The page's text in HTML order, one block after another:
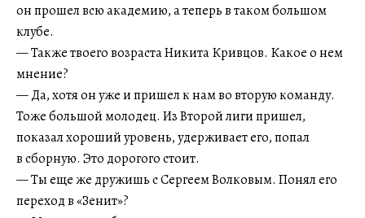
он прошел всю академию, а теперь в таком большом
клубе.
— Также твоего возраста Никита Кривцов. Какое о нем
мнение?
— Да, хотя он уже и пришел к нам во вторую команду.
Тоже большой молодец. Из Второй лиги пришел,
показал хороший уровень, удерживает его, попал
в сборную. Это дорогого стоит.
— Ты еще же дружишь с Сергеем Волковым. Понял его
переход в «Зенит»?